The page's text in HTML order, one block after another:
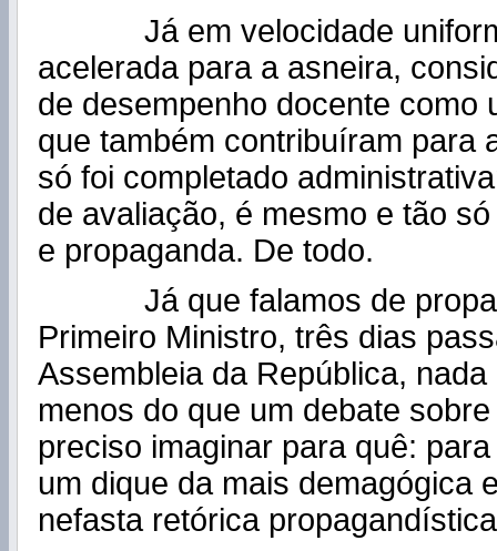
Já em velocidade
acelerada para a asneira,
de desempenho docente como
que também contribuíram para
só foi completado
de avaliação, é mesmo e tão
e propaganda. De todo.
Já que falamos de
Primeiro Ministro, três dias
Assembleia da República,
menos do que um debate
preciso imaginar para quê:
um dique da mais demagógica
nefasta retórica